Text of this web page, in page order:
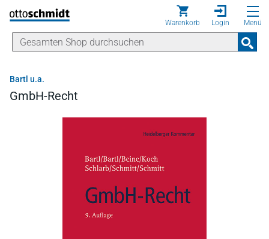
Direkt zum Inhalt
Warenkorb Login Menü
Bartl u.a.
GmbH-Recht